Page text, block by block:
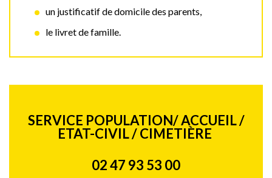
un justificatif de domicile des parents,
le livret de famille.
SERVICE POPULATION/ ACCUEIL /
ETAT-CIVIL / CIMETIÈRE
02 47 93 53 00